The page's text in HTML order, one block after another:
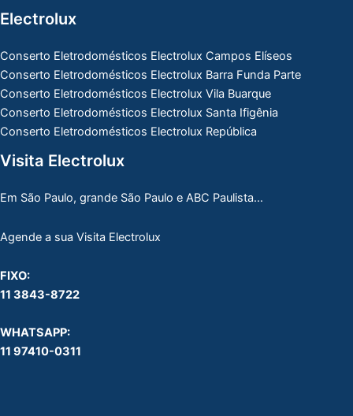
Electrolux
Conserto Eletrodomésticos Electrolux Campos Elíseos
Conserto Eletrodomésticos Electrolux Barra Funda Parte
Conserto Eletrodomésticos Electrolux Vila Buarque
Conserto Eletrodomésticos Electrolux Santa Ifigênia
Conserto Eletrodomésticos Electrolux República
Visita Electrolux
Em São Paulo, grande São Paulo e ABC Paulista…
Agende a sua Visita Electrolux
FIXO:
11 3843-8722
WHATSAPP:
11 97410-0311